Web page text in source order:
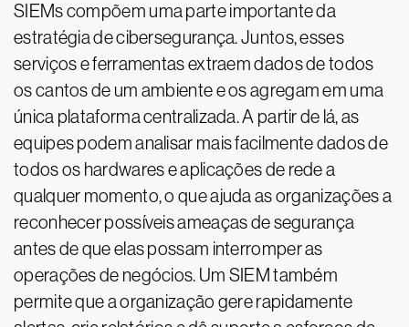
SIEMs compõem uma parte importante da
estratégia de cibersegurança. Juntos, esses
serviços e ferramentas extraem dados de todos
os cantos de um ambiente e os agregam em uma
única plataforma centralizada. A partir de lá, as
equipes podem analisar mais facilmente dados de
todos os hardwares e aplicações de rede a
qualquer momento, o que ajuda as organizações a
reconhecer possíveis ameaças de segurança
antes de que elas possam interromper as
operações de negócios. Um SIEM também
permite que a organização gere rapidamente